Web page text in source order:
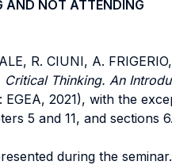
AND NOT ATTENDING
R. CIUNI, A.
Critical Thinking. An
EGEA, 2021), with the
5 and 11, and sections
during the seminar.